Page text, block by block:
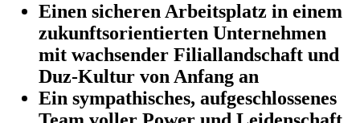
Einen sicheren Arbeitsplatz in einem
zukunftsorientierten Unternehmen
mit wachsender Filiallandschaft und
Duz-Kultur von Anfang an
Ein sympathisches, aufgeschlossenes